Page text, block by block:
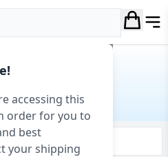
accessing this
order for you to
best
your shipping
/ Godis